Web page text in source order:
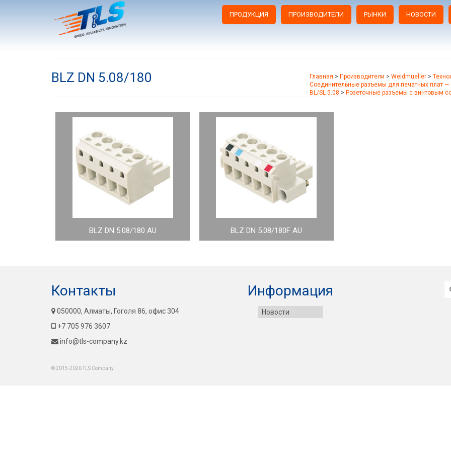
ПРОДУКЦИЯ ПРОИЗВОДИТЕЛИ РЫНКИ НОВОСТИ
BLZ DN 5.08/180 Главная > Производители > Weidmueller >
Соединительные разъемы для печатных плат —
BL/SL 5.08 > Розеточные разъемы с винтовым
BLZ DN 5.08/180 AU BLZ DN 5.08/180F AU
Контакты
050000, Алматы, Гоголя 86, офис 304
+7 705 976 3607
info@tls-company.kz
Информация
Новости
© 2015-2026 TLS Company